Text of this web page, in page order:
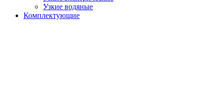
Узкие водяные
Комплектующие